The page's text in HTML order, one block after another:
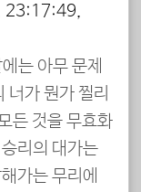
23:17:49,
는 아무 문제
너가 뭔가 찔리
든 것을 무효화
리의 대가는
가는 무리에